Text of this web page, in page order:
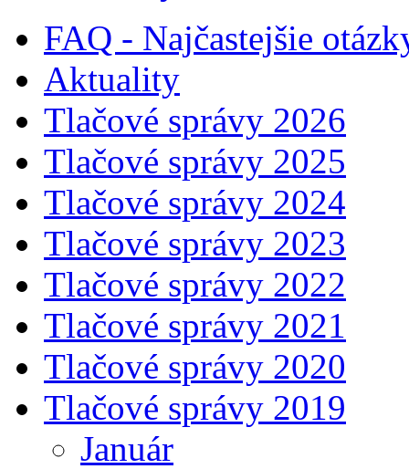
FAQ - Najčastejšie
Aktuality
Tlačové správy 2026
Tlačové správy 2025
Tlačové správy 2024
Tlačové správy 2023
Tlačové správy 2022
Tlačové správy 2021
Tlačové správy 2020
Tlačové správy 2019
Január